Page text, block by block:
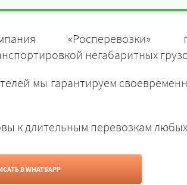
«Росперевозки»
негабаритных
мы гарантируем
к длительным перевозкам
В WHATSAPP